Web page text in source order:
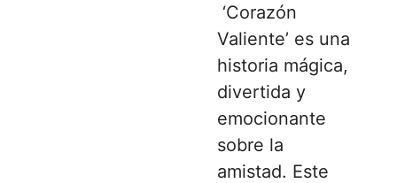
‘Corazón
Valiente’ es una
historia mágica,
divertida y
emocionante
sobre la
amistad. Este